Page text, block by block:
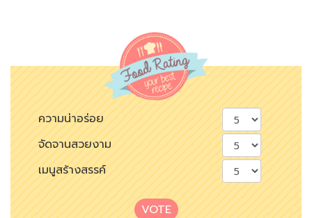
ความน่าอร่อย
จัดจานสวยงาม
เมนูสร้างสรรค์
VOTE